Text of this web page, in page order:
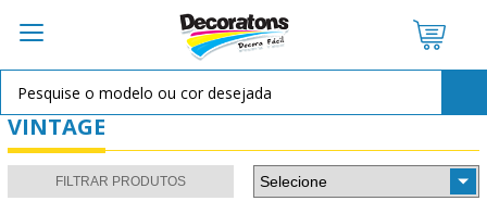
VINTAGE
FILTRAR PRODUTOS